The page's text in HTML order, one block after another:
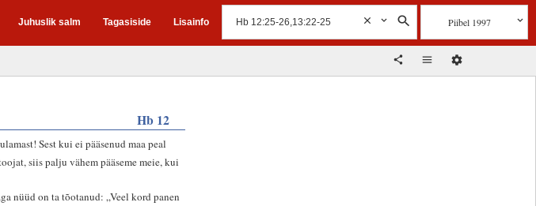
Juhuslik salm Tagasiside Lisainfo Piibel 1997
Hb 12
Sest kui ei pääsenud maa peal
siis palju vähem pääseme meie, kui
nüüd on ta tõotanud: „Veel kord panen